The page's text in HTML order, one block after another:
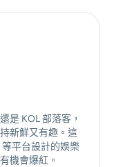
是 KOL 部落客，
新鮮又有趣。這
平台設計的娛樂
機會爆紅。